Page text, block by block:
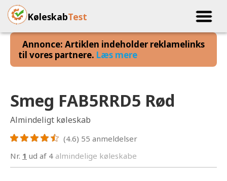
KøleskabTest
Annonce: Artiklen indeholder reklamelinks
til vores partnere. Læs mere
Smeg FAB5RRD5 Rød
Almindeligt køleskab
(4.6) 55 anmeldelser
Nr. 1 ud af 4 almindelige køleskabe